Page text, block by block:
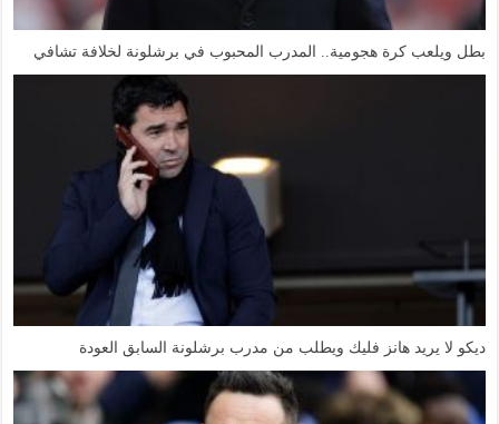
بطل ويلعب كرة هجومية.. المدرب المحبوب في برشلونة لخلافة تشافي
ديكو لا يريد هانز فليك ويطلب من مدرب برشلونة السابق العودة